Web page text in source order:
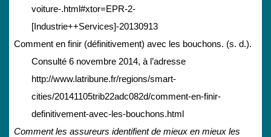
voiture-.html#xtor=EPR-2-
[Industrie++Services]-20130913
Comment en finir (définitivement) avec les bouchons. (s. d.).
Consulté 6 novembre 2014, à l’adresse
http://www.latribune.fr/regions/smart-
cities/20141105trib22adc082d/comment-en-finir-
definitivement-avec-les-bouchons.html
Comment les assureurs identifient de mieux en mieux les